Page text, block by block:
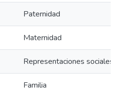
Paternidad
Maternidad
Representaciones sociales
Familia